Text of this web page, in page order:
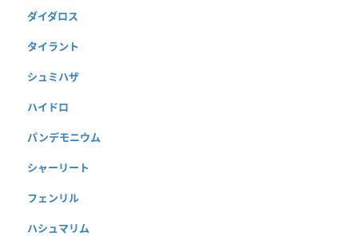
ダイダロス
タイラント
シュミハザ
ハイドロ
パンデモニウム
シャーリート
フェンリル
ハシュマリム